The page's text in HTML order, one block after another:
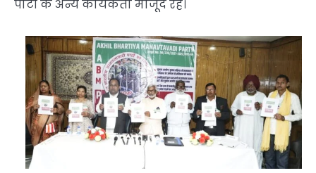
पार्टी के अन्य कार्यकर्ता मौजूद रहे।